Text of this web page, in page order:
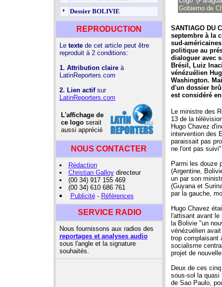
Gobierno de
SANTIAGO DU
septembre à la
sud-
politique au
dialoguer avec
Brésil, Luiz
vénézuélien
Washington.
d'un dossier
est considéré
Le ministre des
13 de la
Hugo Chavez
intervention des
paraissait pas
ne l'ont pas
Parmi les douze
(Argentine,
un par son
(Guyana et
par la gauche,
Hugo Chavez
l'attisant avant
la Bolivie "un
vénézuélien
trop complaisant
socialisme
projet de
Deux de ces
sous-sol la quasi
de Sao Paulo,
Dossier BOLIVIE
REPRODUCTION
Le textede cet article peut être
reproduit à 2 conditions:
1. Attribution claireà
LatinReporters.com
2. Lien actifsur
LatinReporters.com
L'affichage de
ce logoserait
aussi apprécié
NOUS CONTACTER
Rédaction
Christian Galloydirecteur
(00 34) 917 155 469
(00 34) 610 686 761
Publicité- Références
SERVICE RADIO
Nous fournissons aux radios des
reportages et analyses audio
sous l'angle et la signature
souhaités.